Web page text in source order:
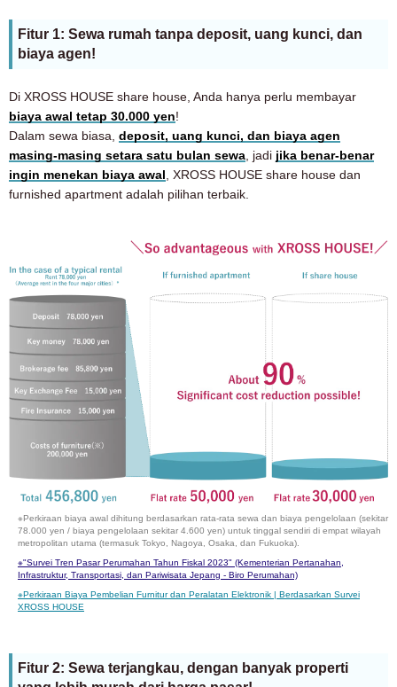
Fitur 1: Sewa rumah tanpa deposit, uang kunci, dan
biaya agen!
Di XROSS HOUSE share house, Anda hanya perlu membayar
biaya awal tetap 30.000 yen!
Dalam sewa biasa, deposit, uang kunci, dan biaya agen
masing-masing setara satu bulan sewa , jadi jika benar-benar
ingin menekan biaya awal , XROSS HOUSE share house dan
furnished apartment adalah pilihan terbaik.
※Perkiraan biaya awal dihitung berdasarkan rata-rata sewa dan biaya pengelolaan (sekitar
78.000 yen / biaya pengelolaan sekitar 4.600 yen) untuk tinggal sendiri di empat wilayah
metropolitan utama (termasuk Tokyo, Nagoya, Osaka, dan Fukuoka).
※"Survei Tren Pasar Perumahan Tahun Fiskal 2023" (Kementerian Pertanahan,
Infrastruktur, Transportasi, dan Pariwisata Jepang - Biro Perumahan)
※Perkiraan Biaya Pembelian Furnitur dan Peralatan Elektronik | Berdasarkan Survei
XROSS HOUSE
Fitur 2: Sewa terjangkau, dengan banyak properti